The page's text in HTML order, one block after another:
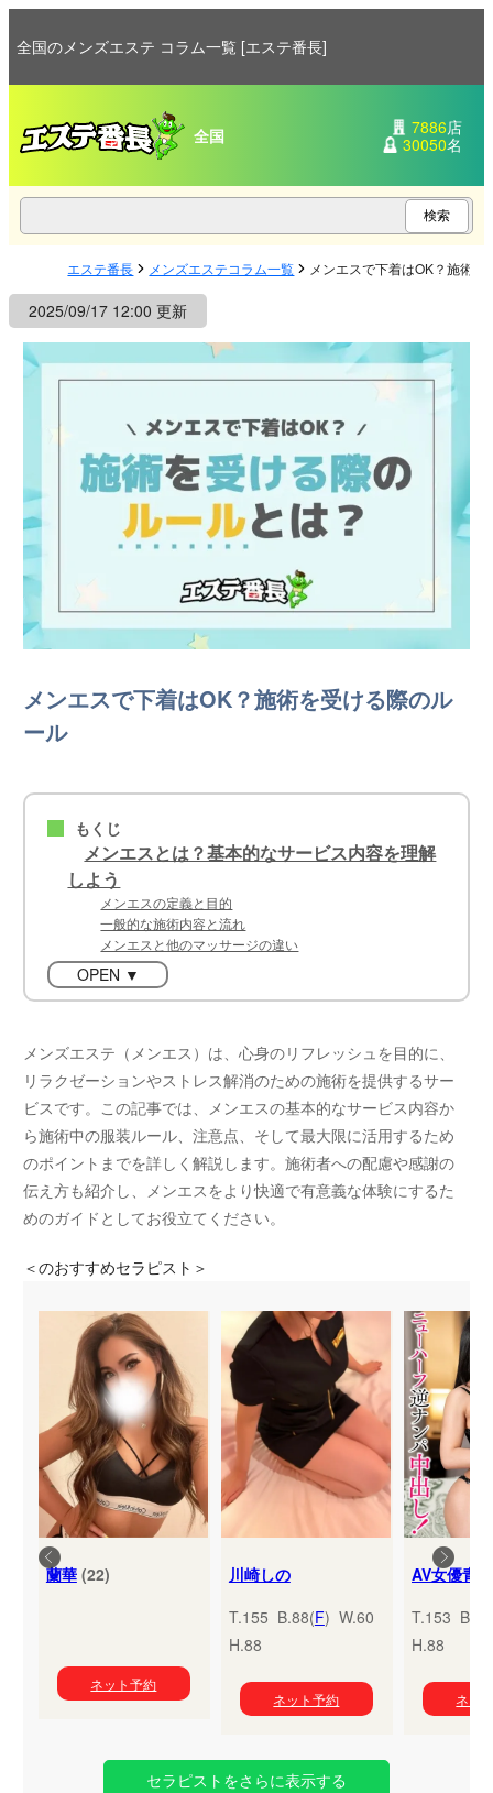
全国のメンズエステ コラム一覧 [エステ番長]
全国 7886店
30050名
エステ番長 メンズエステコラム一覧 メンエスで下着はOK？施術
2025/09/17 12:00 更新
メンエスで下着はOK？施術を受ける際のル
ール
■ もくじ
メンエスとは？基本的なサービス内容を理解
しよう
メンエスの定義と目的
一般的な施術内容と流れ
メンエスと他のマッサージの違い
OPEN ▼
メンズエステ（メンエス）は、心身のリフレッシュを目的に、
リラクゼーションやストレス解消のための施術を提供するサー
ビスです。この記事では、メンエスの基本的なサービス内容か
ら施術中の服装ルール、注意点、そして最大限に活用するため
のポイントまでを詳しく解説します。施術者への配慮や感謝の
伝え方も紹介し、メンエスをより快適で有意義な体験にするた
めのガイドとしてお役立てください。
＜のおすすめセラピスト＞
蘭華(22)
ネット予約
川崎しの
T.155 B.88(F) W.60
H.88
ネット予約
T.153
H.88
ネッ
セラピストをさらに表示する